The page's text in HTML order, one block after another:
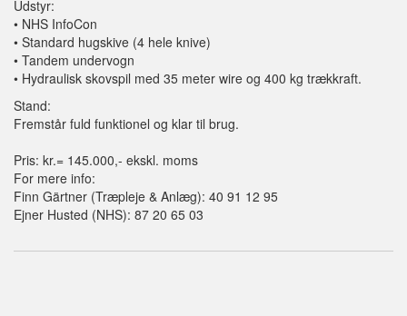
Udstyr:
• NHS InfoCon
• Standard hugskive (4 hele knive)
• Tandem undervogn
• Hydraulisk skovspil med 35 meter wire og 400 kg trækkraft.
Stand:
Fremstår fuld funktionel og klar til brug.
Pris: kr.= 145.000,- ekskl. moms
For mere info:
Finn Gärtner (Træpleje & Anlæg): 40 91 12 95
Ejner Husted (NHS): 87 20 65 03